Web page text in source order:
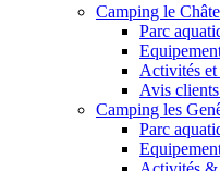
Camping le
Parc
Activités et
Avis
Camping les
Parc